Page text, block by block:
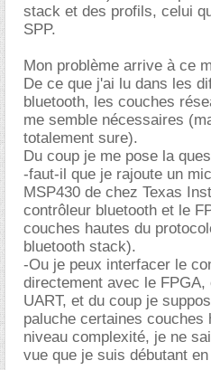
stack et des profils, celui
SPP.
Mon problème arrive à ce
De ce que j'ai lu dans les
bluetooth, les couches
me semble nécessaires
totalement sure).
Du coup je me pose la
-faut-il que je rajoute un
MSP430 de chez Texas
contrôleur bluetooth et le
couches hautes du
bluetooth stack).
-Ou je peux interfacer le
directement avec le
UART, et du coup je
paluche certaines couches
niveau complexité, je ne
vue que je suis débutant